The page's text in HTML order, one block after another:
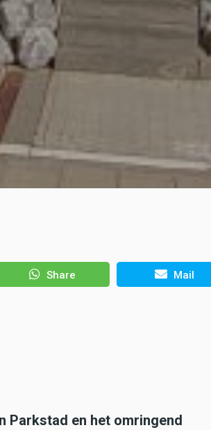
Share Mail
Parkstad en het omringend